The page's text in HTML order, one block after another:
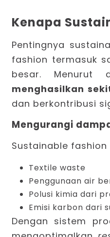
Kenapa
Pentingnya
fashion termasuk
besar. Menurut
menghasilkan
dan berkontribusi
Mengurangi
Sustainable
Textile waste
Penggunaan air
Polusi kimia dari
Emisi karbon dari
Dengan sistem